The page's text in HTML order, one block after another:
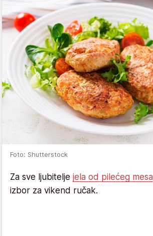
Foto: Shutterstock
Za sve ljubitelje jela od pilećeg mesa
izbor za vikend ručak.